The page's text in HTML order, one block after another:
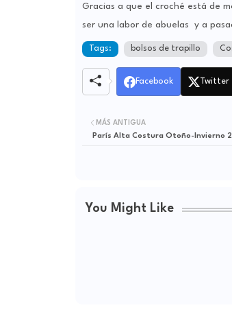
Gracias a que el croché está de
ser una labor de abuelas y a
Tags: bolsos de trapillo
Facebook Twitter
MÁS ANTIGUA
París Alta Costura Otoño-Invierno
You Might Like